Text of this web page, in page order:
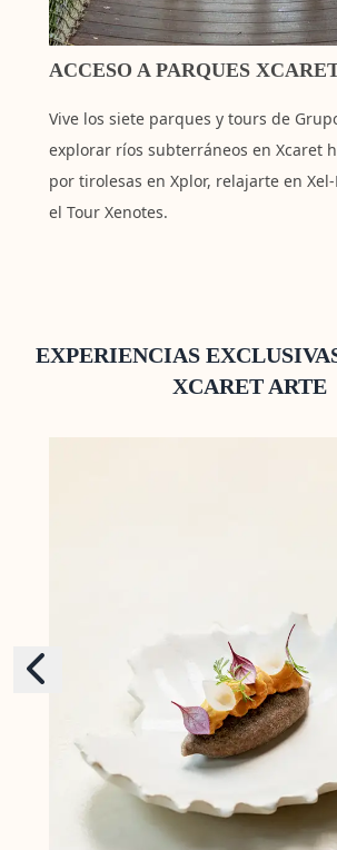
ACCESO A PARQUES
Vive los siete parques y tours de
explorar ríos subterráneos en Xcaret
por tirolesas en Xplor, relajarte en
el Tour Xenotes.
EXPERIENCIAS
XCARET ARTE